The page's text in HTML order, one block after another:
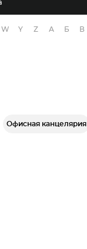
W Y Z А Б В
Офисная канцелярия